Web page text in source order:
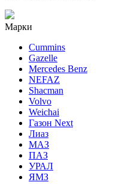
Марки
Cummins
Gazelle
Mercedes Benz
NEFAZ
Shacman
Volvo
Weichai
Газон Next
Лиаз
МАЗ
ПАЗ
УРАЛ
ЯМЗ